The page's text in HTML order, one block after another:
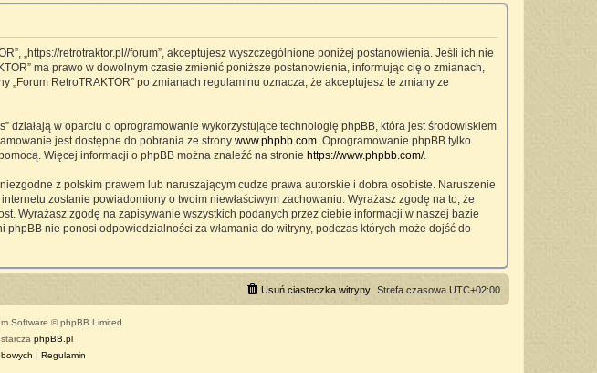
„https://retrotraktor.pl//forum”, akceptujesz wyszczególnione poniżej postanowienia. Jeśli ich nie
ma prawo w dowolnym czasie zmienić poniższe postanowienia, informując cię o zmianach,
RetroTRAKTOR” po zmianach regulaminu oznacza, że akceptujesz te zmiany ze
działają w oparciu o oprogramowanie wykorzystujące technologię phpBB, która jest środowiskiem
jest dostępne do pobrania ze strony www.phpbb.com. Oprogramowanie phpBB tylko
Więcej informacji o phpBB można znaleźć na stronie https://www.phpbb.com/.
z polskim prawem lub naruszającym cudze prawa autorskie i dobra osobiste. Naruszenie
zostanie powiadomiony o twoim niewłaściwym zachowaniu. Wyrażasz zgodę na to, że
Wyrażasz zgodę na zapisywanie wszystkich podanych przez ciebie informacji w naszej bazie
nie ponosi odpowiedzialności za włamania do witryny, podczas których może dojść do
Strefa czasowa UTC+02:00
Usuń ciasteczka witryny
Software © phpBB Limited
phpBB.pl
| Regulamin